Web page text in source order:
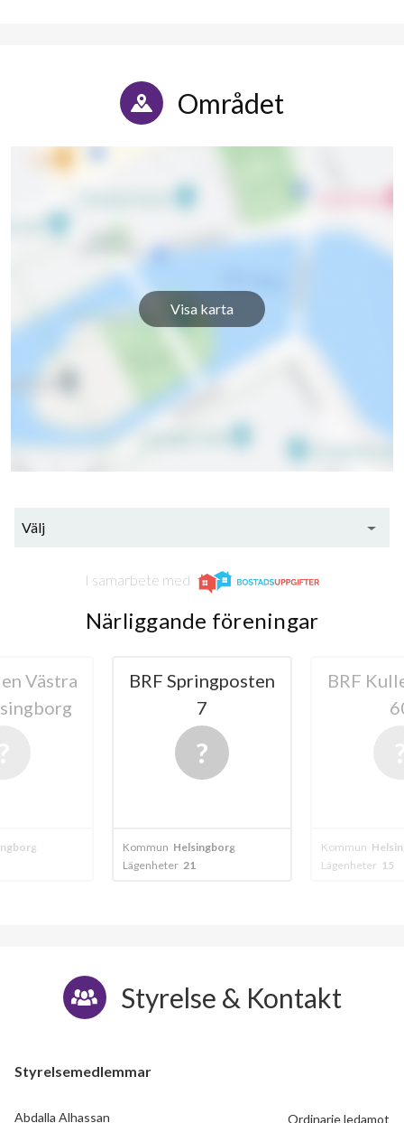
Området
Visa karta
Välj
I samarbete med
Närliggande föreningar
Västra
BRF Springposten
7
Kommun Helsingborg
Lägenheter 21
BRF
Kommun
Lägenheter 15
Styrelse & Kontakt
Styrelsemedlemmar
Abdalla Alhassan Ordinarie ledamot